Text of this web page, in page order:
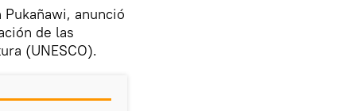
anunció
de las
(UNESCO).